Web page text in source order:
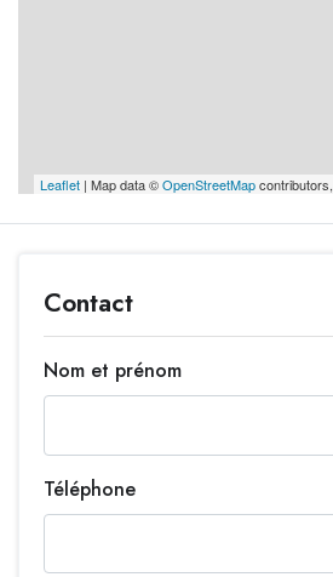
Leaflet | Map data ©OpenStreetMapcontributors,
Contact
Nom et prénom
Téléphone